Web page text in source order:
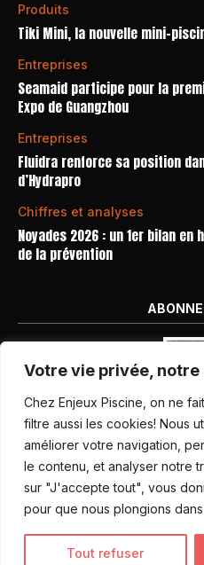
Votre vie privée,
Chez Enjeux Piscine, on ne
filtre aussi les cookies! Nous
améliorer votre navigation,
le contenu, et analyser notre
sur "J'accepte tout", vous
pour que nous plongions
Tout refuser
Produits
Tiki Mini, la nouvelle mini-
Entreprises
Seamaid participe pour la
Expo de Guangzhou
Entreprises
Fluidra renforce sa position
d’Hydrapro
Chiffres et analyses
Noyades 2026 : un 1er bilan
de la prévention
Nos